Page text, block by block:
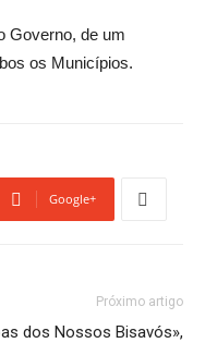
Governo, de um
os Municípios.
Google+
Próximo artigo
dos Nossos Bisavós»,